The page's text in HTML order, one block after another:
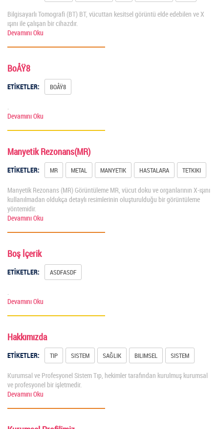
Bilgisayarlı Tomografi (BT) BT, vücuttan kesitsel görüntü elde edebilen ve X
ışını ile çalışan bir cihazdır.
Devamını Oku
BoÅŸ8
ETİKETLER: BOÅŸ8
Devamını Oku
Manyetik Rezonans(MR)
ETİKETLER: MR METAL MANYETIK HASTALARA TETKIKI
Manyetik Rezonans (MR) Görüntüleme MR, vücut doku ve organlarının X-ışını
kullanılmadan oldukça detaylı resimlerinin oluşturulduğu bir görüntüleme
yöntemidir.
Devamını Oku
Boş İçerik
ETİKETLER: ASDFASDF
Devamını Oku
Hakkımızda
ETİKETLER: TIP SISTEM SAĞLIK BILIMSEL SISTEM
Kurumsal ve Profesyonel Sistem Tıp, hekimler tarafından kurulmuş kurumsal
ve profesyonel bir işletmedir.
Devamını Oku